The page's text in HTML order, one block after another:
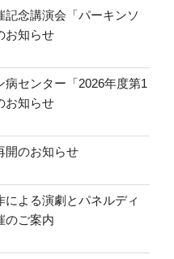
念講演会「パーキンソ
お知らせ
センター「2026年度第1
お知らせ
開のお知らせ
よる演劇とパネルディ
のご案内